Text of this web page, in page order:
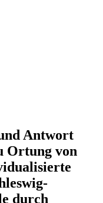
Antwort
Ortung von
durch